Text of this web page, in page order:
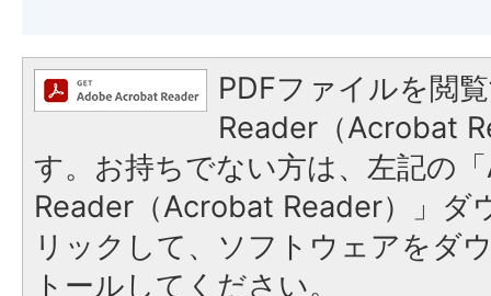
PDFファイルを閲
Reader（Acrobat
す。お持ちでない方は、左記の
Reader（Acrobat Reader）」ダ
リックして、ソフトウェアをダ
トールしてください。